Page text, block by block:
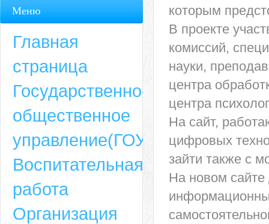
Адрес
659635, Алтайский край, Алтайский район, село Ая, ул. Школьная 11.
6-49, электронный адрес: aja_70@mail.ru
которым
В проекте
комиссий,
науки,
центра
центра
На сайт,
цифровых
зайти также с
На новом сайте
Меню
Главная
страница
Государственно-
общественное
управление(ГОУ)
Воспитательная
работа
Организация